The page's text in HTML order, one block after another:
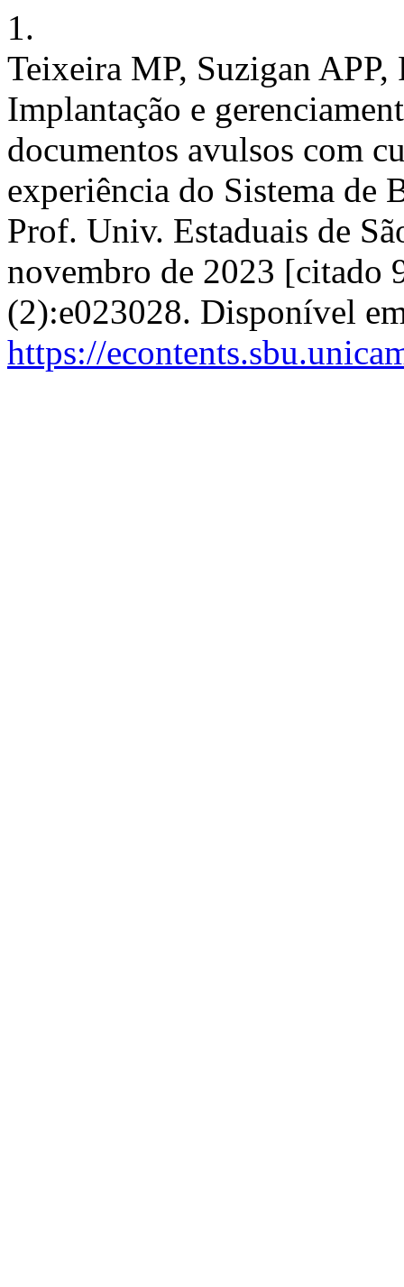
1.
Teixeira MP, Suzigan
Implantação e
documentos avulsos com
experiência do Sistema de
Prof. Univ. Estaduais de
novembro de 2023 [citado
(2):e023028. Disponível
https://